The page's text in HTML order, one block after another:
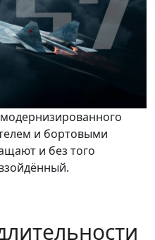
и бортовыми
и без того